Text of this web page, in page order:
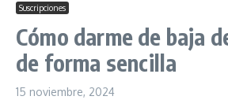
Suscripciones
Cómo darme de baja
de forma sencilla
15 noviembre, 2024